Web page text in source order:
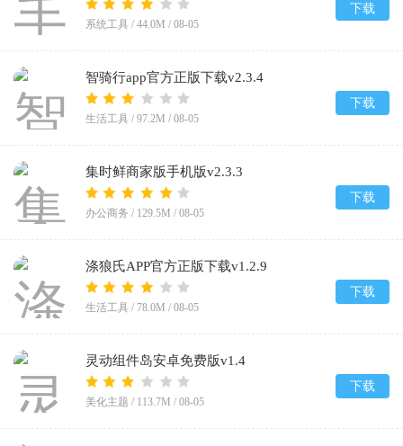
系统工具 / 44.0M / 08-05
下载
智骑行app官方正版下载v2.3.4
生活工具 / 97.2M / 08-05
下载
集时鲜商家版手机版v2.3.3
办公商务 / 129.5M / 08-05
下载
涤狼氏APP官方正版下载v1.2.9
生活工具 / 78.0M / 08-05
下载
灵动组件岛安卓免费版v1.4
美化主题 / 113.7M / 08-05
下载